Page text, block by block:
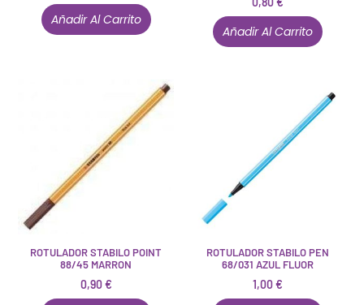
Añadir Al Carrito
Añadir Al Carrito
ROTULADOR STABILO POINT
88/45 MARRON
0,90€
ROTULADOR STABILO PEN
68/031 AZUL FLUOR
1,00€